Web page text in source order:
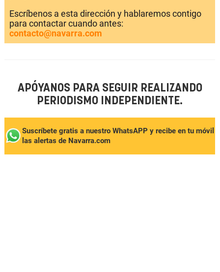
Escríbenos a esta dirección y hablaremos contigo
para contactar cuando antes:
contacto@navarra.com
APÓYANOS PARA SEGUIR REALIZANDO
PERIODISMO INDEPENDIENTE.
Suscríbete gratis a nuestro WhatsAPP y recibe en tu móvil
las alertas de Navarra.com